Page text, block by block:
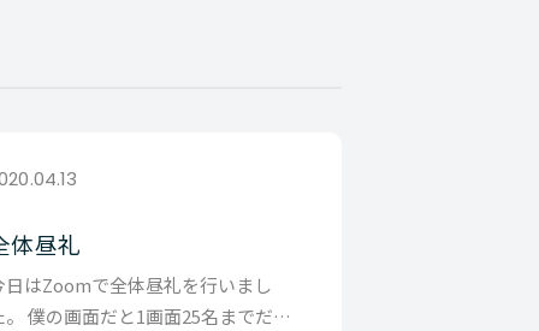
体昼礼
日はZoomで全体昼礼を行いまし
。 僕の画面だと1画面25名までだっ